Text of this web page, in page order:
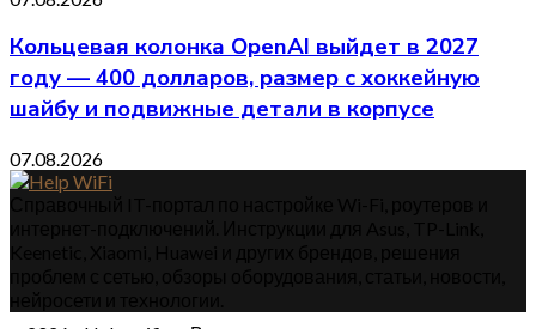
Кольцевая колонка OpenAI выйдет в 2027
году — 400 долларов, размер с хоккейную
шайбу и подвижные детали в корпусе
07.08.2026